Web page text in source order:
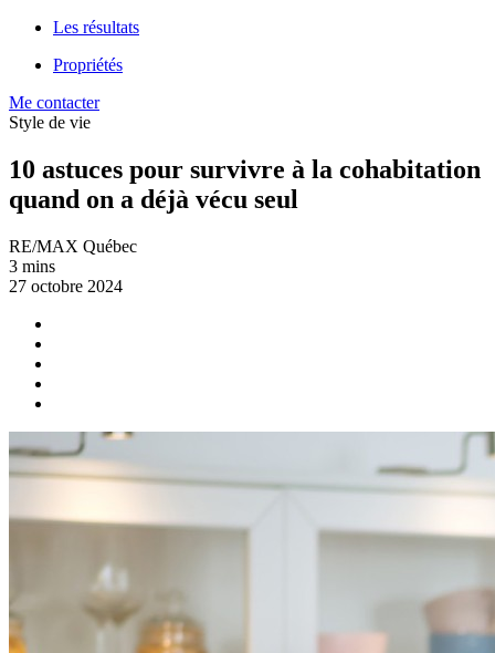
Les résultats
Propriétés
Me contacter
Style de vie
10 astuces pour survivre à la cohabitation
quand on a déjà vécu seul
RE/MAX Québec
3 mins
27 octobre 2024